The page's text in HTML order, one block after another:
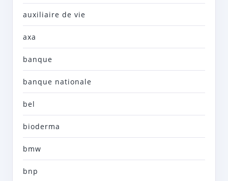
auxiliaire de vie
axa
banque
banque nationale
bel
bioderma
bmw
bnp